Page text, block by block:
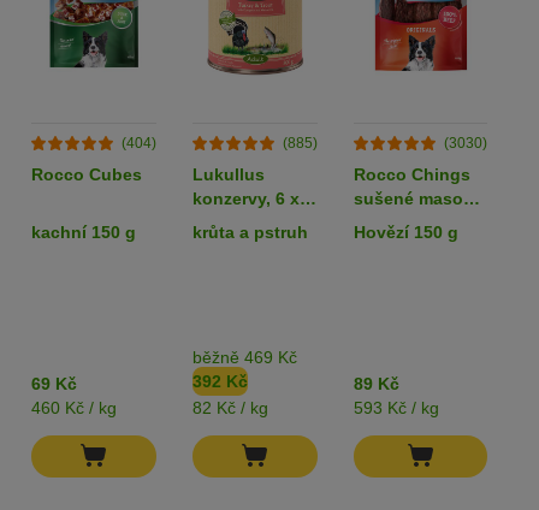
(404)
Rocco Cubes
kachní 150 g
69 Kč
460 Kč / kg
(885)
Lukullus
konzervy, 6 x
800 g - 5 + 1
zdarma!
krůta a pstruh
běžně 469 Kč
392 Kč
82 Kč / kg
(3030)
Rocco Chings
sušené maso
pro psy
Hovězí 150 g
89 Kč
593 Kč / kg